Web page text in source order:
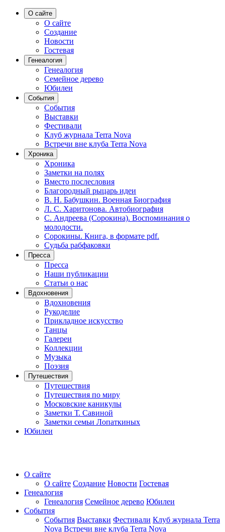
О сайте
О сайте
Создание
Новости
Гостевая
Генеалогия
Генеалогия
Семейное дерево
Юбилеи
События
События
Выставки
Фестивали
Клуб журнала Terra Nova
Встречи вне клуба Terra Nova
Хроника
Хроника
Заметки на полях
Вместо послесловия
Благородный рыцарь идеи
В. Н. Бабушкин. Военная Биография
Л. С. Харитонова. Автобиография
С. Андреева (Сорокина). Воспоминания о
молодости.
Сорокины. Книга, в формате pdf.
Судьба рабфаковки
Пресса
Пресса
Наши публикации
Статьи о нас
Вдохновения
Вдохновения
Рукоделие
Прикладное искусство
Танцы
Галереи
Коллекции
Музыка
Поэзия
Путешествия
Путешествия
Путешествия по миру
Московские каникулы
Заметки Т. Савиной
Заметки семьи Лопаткиных
Юбилеи
О сайте
О сайте Создание Новости Гостевая
Генеалогия
Генеалогия Семейное дерево Юбилеи
События
События Выставки Фестивали Клуб журнала Terra
Nova Встречи вне клуба Terra Nova